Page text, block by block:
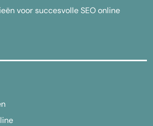
voor succesvolle SEO online